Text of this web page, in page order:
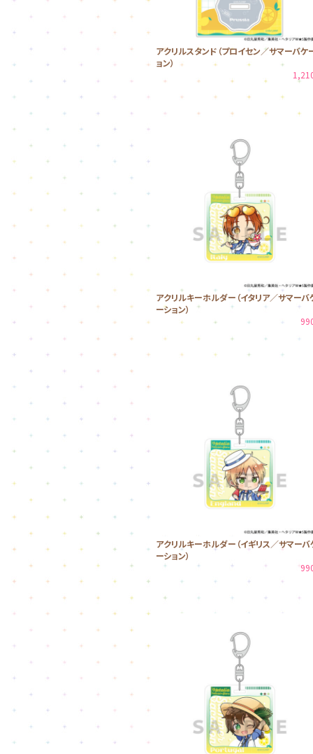
アクリルスタンド（プロイセン／サマーバケ
ョン）
アクリルキーホルダー（イタリア／サマーバ
ーション）
アクリルキーホルダー（イギリス／サマーバ
ーション）